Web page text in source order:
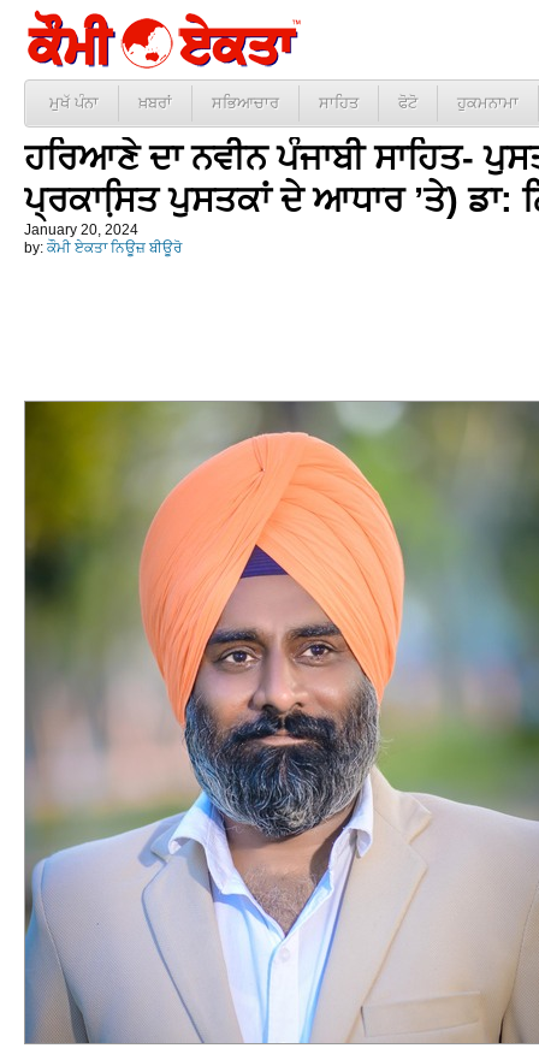
ਮੁਖੱ ਪੰਨਾ ਖ਼ਬਰਾਂ ਸਭਿਆਚਾਰ ਸਾਹਿਤ ਫੋਟੋ ਹੁਕਮਨਾਮਾ
ਹਰਿਆਣੇ ਦਾ ਨਵੀਨ ਪੰਜਾਬੀ ਸਾਹਿਤ-
ਪ੍ਰਕਾਸਿ਼ਤ ਪੁਸਤਕਾਂ ਦੇ ਆਧਾਰ ’ਤੇ) ਡਾ:
January 20, 2024
by: ਕੌਮੀ ਏਕਤਾ ਨਿਊਜ਼ ਬੀਊਰੋ